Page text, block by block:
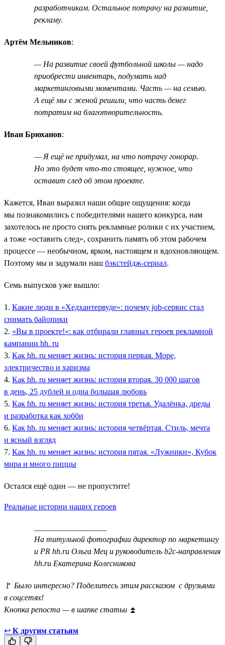
разработчикам. Остальное потрачу на развитие,
рекламу.
Артём Мельников:
— На развитие своей футбольной школы — надо
приобрести инвентарь, подумать над
маркетинговыми моментами. Часть — на семью.
А ещё мы с женой решили, что часть денег
потратим на благотворительность.
Иван Брюханов:
— Я ещё не придумал, на что потрачу гонорар.
Но это будет что-то стоящее, нужное, что
оставит след об этом проекте.
Кажется, Иван выразил наши общие ощущения: когда
мы познакомились с победителями нашего конкурса, нам
захотелось не просто снять рекламные ролики с их участием,
а тоже «оставить след», сохранить память об этом рабочем
процессе — необычном, ярком, настоящем и вдохновляющем.
Поэтому мы и задумали наш бэкстейдж-сериал.
Семь выпусков уже вышло:
1. Какие люди в «Хедхантервуде»: почему job-сервис стал
снимать байопики
2. «Вы в проекте!»: как отбирали главных героев рекламной
кампании hh. ru
3. Как hh. ru меняет жизнь: история первая. Море,
электричество и харизма
4. Как hh. ru меняет жизнь: история вторая. 30 000 шагов
в день, 25 дублей и одна большая любовь
5. Как hh. ru меняет жизнь: история третья. Удалёнка, дреды
и разработка как хобби
6. Как hh. ru меняет жизнь: история четвёртая. Стиль, мечта
и ясный взгляд
7. Как hh. ru меняет жизнь: история пятая. «Лужники», Кубок
мира и много пиццы
Остался ещё один — не пропустите!
Реальные истории наших героев
На титульной фотографии директор по маркетингу
и PR hh.ru Ольга Мец и руководитель b2c-направления
hh.ru Екатерина Колесникова
🚩 Было интересно? Поделитесь этим рассказом с друзьями
в соцсетях!
Кнопка репоста — в шапке статьи ⏫
↩ К другим статьям